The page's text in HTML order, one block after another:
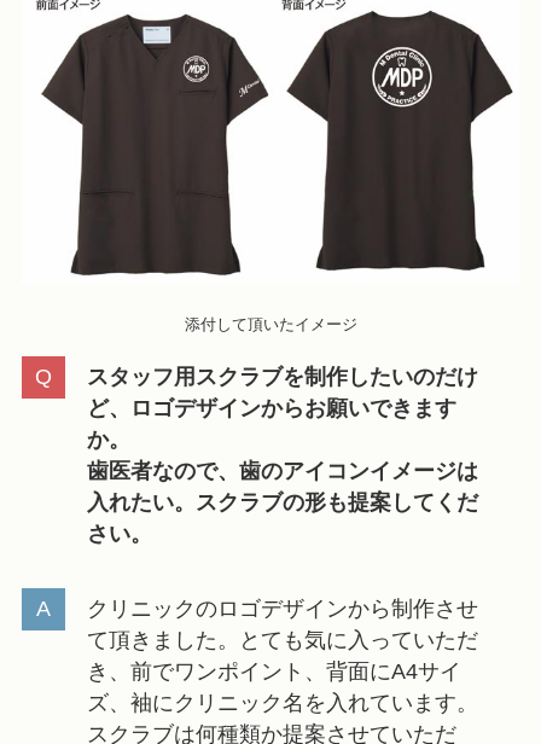
添付して頂いたイメージ
スタッフ用スクラブを制作したいのだけ
ど、ロゴデザインからお願いできます
か。
歯医者なので、歯のアイコンイメージは
入れたい。スクラブの形も提案してくだ
さい。
クリニックのロゴデザインから制作させ
て頂きました。とても気に入っていただ
き、前でワンポイント、背面にA4サイ
ズ、袖にクリニック名を入れています。
スクラブは何種類か提案させていただ